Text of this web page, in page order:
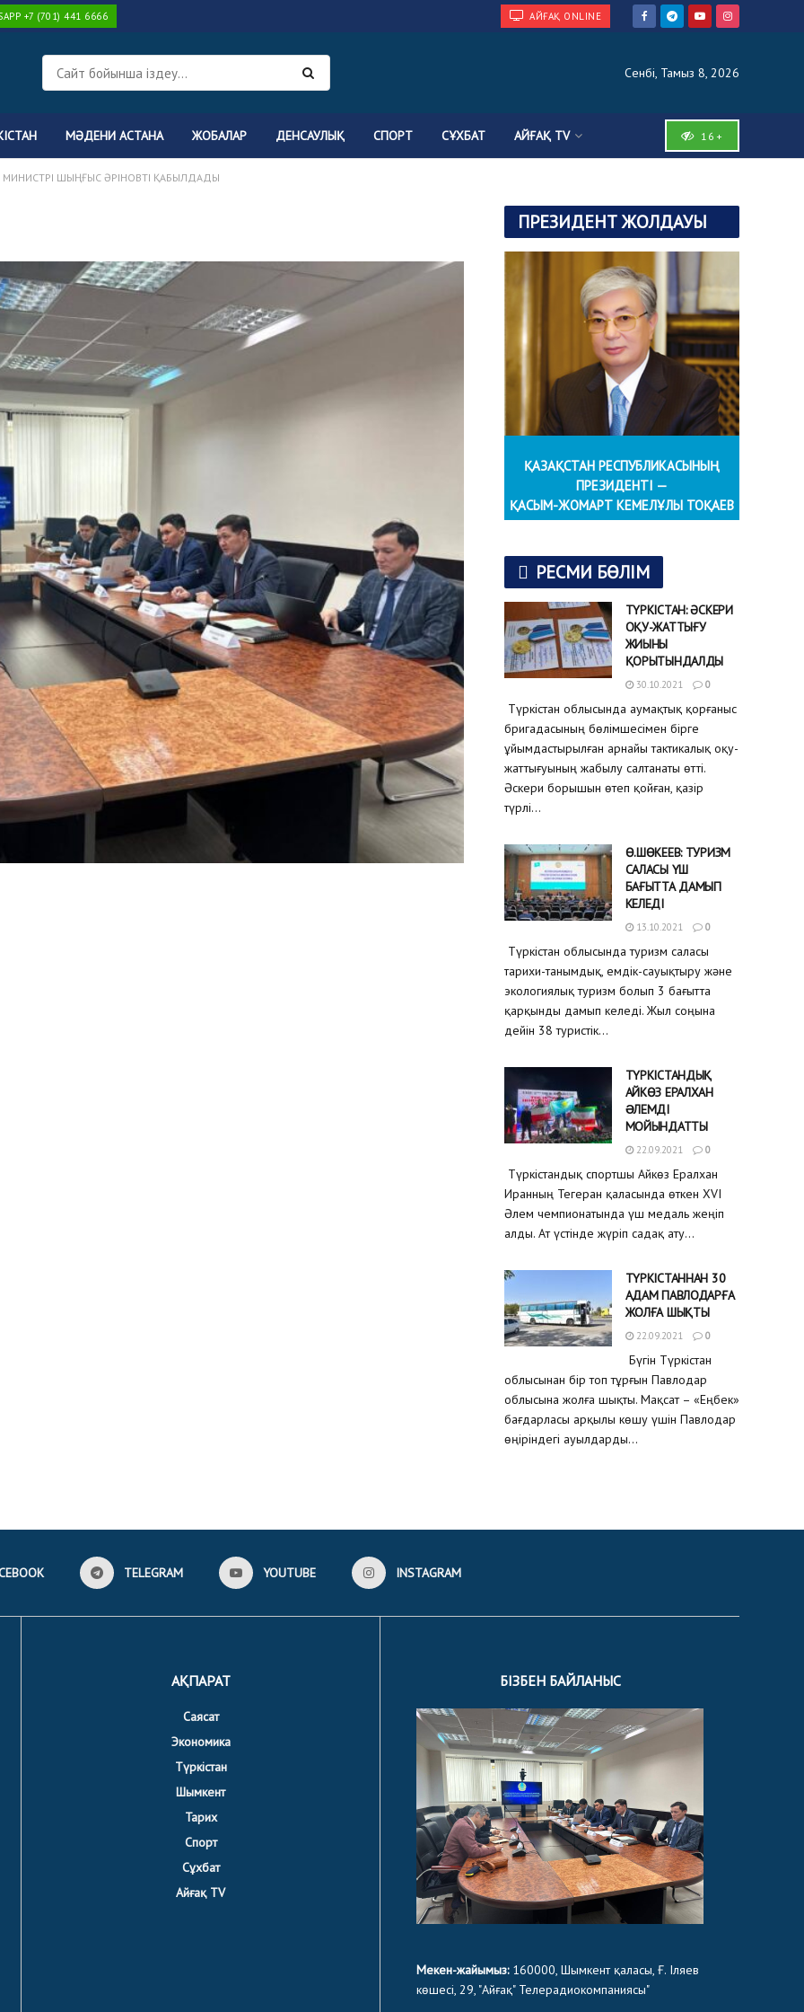
+7 (701) 441 6666 АЙҒАҚ ONLINE
Сенбі, Тамыз 8, 2026
МӘДЕНИ АСТАНА ЖОБАЛАР ДЕНСАУЛЫҚ СПОРТ СҰХБАТ АЙҒАҚ TV 16+
ШЫҢҒЫС ӘРІНОВТІ ҚАБЫЛДАДЫ
ПРЕЗИДЕНТ ЖОЛДАУЫ
ҚАЗАҚСТАН РЕСПУБЛИКАСЫНЫҢ
ПРЕЗИДЕНТІ —
ҚАСЫМ-ЖОМАРТ КЕМЕЛҰЛЫ ТОҚАЕВ
РЕСМИ БӨЛІМ
ТҮРКІСТАН: ӘСКЕРИ
ОҚУ-ЖАТТЫҒУ
ЖИЫНЫ
ҚОРЫТЫНДАЛДЫ
30.10.2021 0
Түркістан облысында аумақтық қорғаныс
бригадасының бөлімшесімен бірге
ұйымдастырылған арнайы тактикалық оқу-
жаттығуының жабылу салтанаты өтті.
Әскери борышын өтеп қойған, қазір
түрлі...
Ө.ШӨКЕЕВ: ТУРИЗМ
САЛАСЫ ҮШ
БАҒЫТТА ДАМЫП
КЕЛЕДІ
13.10.2021 0
Түркістан облысында туризм саласы
тарихи-танымдық, емдік-сауықтыру және
экологиялық туризм болып 3 бағытта
қарқынды дамып келеді. Жыл соңына
дейін 38 туристік...
ТҮРКІСТАНДЫҚ
АЙКӨЗ ЕРАЛХАН
ƏЛЕМДІ
МОЙЫНДАТТЫ
22.09.2021 0
Түркістандық спортшы Айкөз Ералхан
Иранның Тегеран қаласында өткен XVI
Әлем чемпионатында үш медаль жеңіп
алды. Ат үстінде жүріп садақ ату...
ТҮРКІСТАННАН 30
АДАМ ПАВЛОДАРҒА
ЖОЛҒА ШЫҚТЫ
22.09.2021 0
Бүгін Түркістан
облысынан бір топ тұрғын Павлодар
облысына жолға шықты. Мақсат – «Еңбек»
бағдарласы арқылы көшу үшін Павлодар
өңіріндегі ауылдарды...
TELEGRAM YOUTUBE INSTAGRAM
АҚПАРАТ
Саясат
Экономика
Түркістан
Шымкент
Тарих
Спорт
Сұхбат
Айғақ TV
БІЗБЕН БАЙЛАНЫС
Мекен-жайымыз:160000, Шымкент қаласы, Ғ. Іляев
көшесі, 29, "Айғақ" Телерадиокомпаниясы"